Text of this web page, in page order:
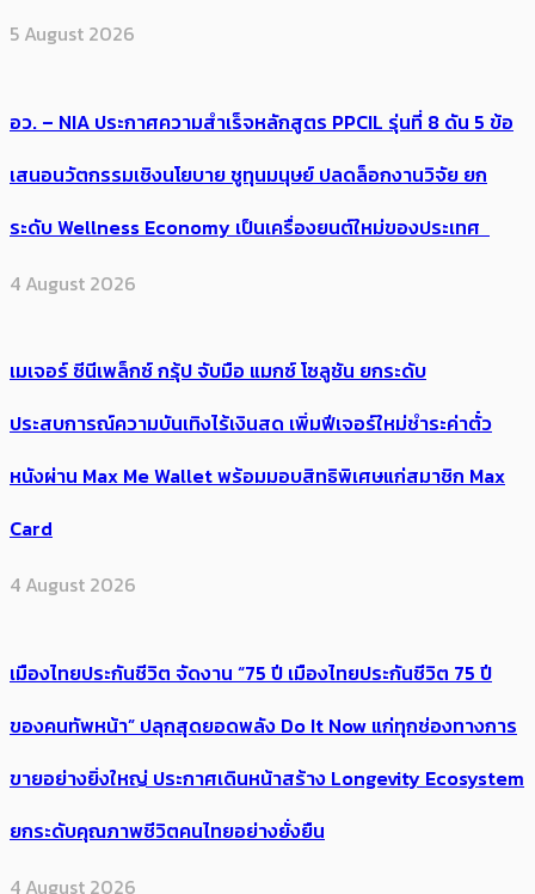
5 August 2026
อว. – NIA ประกาศความสำเร็จหลักสูตร PPCIL รุ่นที่ 8 ดัน 5 ข้อ
เสนอนวัตกรรมเชิงนโยบาย ชูทุนมนุษย์ ปลดล็อกงานวิจัย ยก
ระดับ Wellness Economy เป็นเครื่องยนต์ใหม่ของประเทศ
4 August 2026
เมเจอร์ ซีนีเพล็กซ์ กรุ้ป จับมือ แมกซ์ โซลูชัน ยกระดับ
ประสบการณ์ความบันเทิงไร้เงินสด เพิ่มฟีเจอร์ใหม่ชำระค่าตั๋ว
หนังผ่าน Max Me Wallet พร้อมมอบสิทธิพิเศษแก่สมาชิก Max
Card
4 August 2026
เมืองไทยประกันชีวิต จัดงาน “75 ปี เมืองไทยประกันชีวิต 75 ปี
ของคนทัพหน้า” ปลุกสุดยอดพลัง Do It Now แก่ทุกช่องทางการ
ขายอย่างยิ่งใหญ่ ประกาศเดินหน้าสร้าง Longevity Ecosystem
ยกระดับคุณภาพชีวิตคนไทยอย่างยั่งยืน
4 August 2026